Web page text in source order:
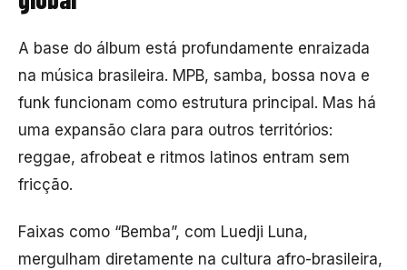
A base do álbum está profundamente enraizada
na música brasileira. MPB, samba, bossa nova e
funk funcionam como estrutura principal. Mas há
uma expansão clara para outros territórios:
reggae, afrobeat e ritmos latinos entram sem
fricção.
Faixas como “Bemba”, com Luedji Luna,
mergulham diretamente na cultura afro-brasileira,